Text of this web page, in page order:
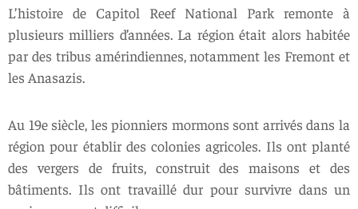
L’histoire de Capitol Reef National Park remonte à
plusieurs milliers d’années. La région était alors habitée
par des tribus amérindiennes, notamment les Fremont et
les Anasazis.
Au 19e siècle, les pionniers mormons sont arrivés dans la
région pour établir des colonies agricoles. Ils ont planté
des vergers de fruits, construit des maisons et des
bâtiments. Ils ont travaillé dur pour survivre dans un